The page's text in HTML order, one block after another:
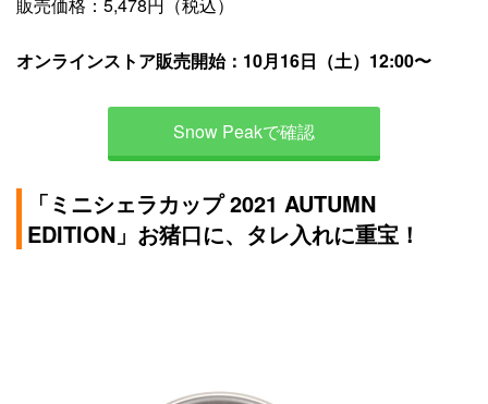
オンラインストア販売開始：10月16日（土）12:00〜
Snow Peakで確認
「ミニシェラカップ 2021 AUTUMN
EDITION」お猪口に、タレ入れに重宝！